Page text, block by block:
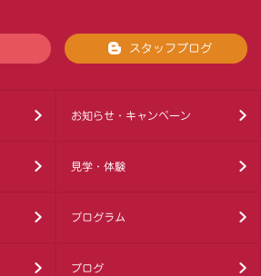
スタッフブログ
お知らせ・キャンペーン
見学・体験
プログラム
ブログ